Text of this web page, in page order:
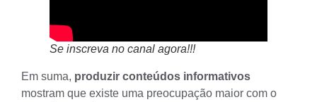
Se inscreva no canal agora!!!
Em suma, produzir conteúdos informativos
mostram que existe uma preocupação maior com o